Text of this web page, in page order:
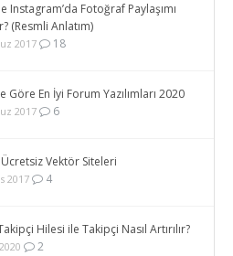
Instagram’da Fotoğraf Paylaşımı
(Resmli Anlatım)
2017 18
Göre En İyi Forum Yazılımları 2020
2017 6
Ücretsiz Vektör Siteleri
2017 4
Hilesi ile Takipçi Nasıl Artırılır?
2